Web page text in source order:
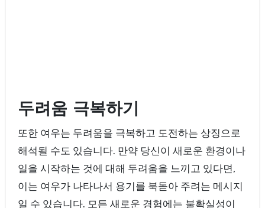
두려움 극복하기
또한 여우는 두려움을 극복하고 도전하는 상징으로
해석될 수도 있습니다. 만약 당신이 새로운 환경이나
일을 시작하는 것에 대해 두려움을 느끼고 있다면,
이는 여우가 나타나서 용기를 북돋아 주려는 메시지
일 수 있습니다. 모든 새로운 경험에는 불확실성이